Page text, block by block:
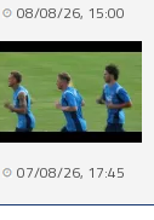
08/08/26, 15:00
07/08/26, 17:45